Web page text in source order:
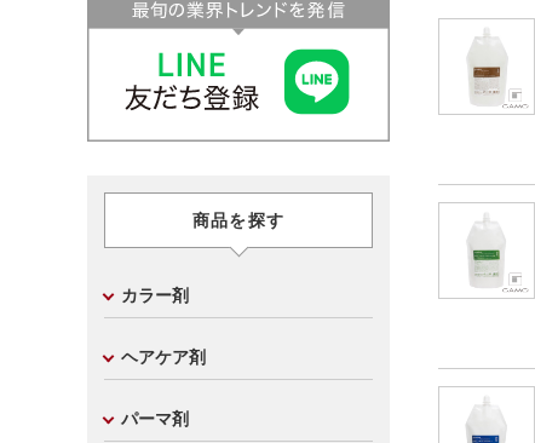
商品を探す
カラー剤
ヘアケア剤
パーマ剤